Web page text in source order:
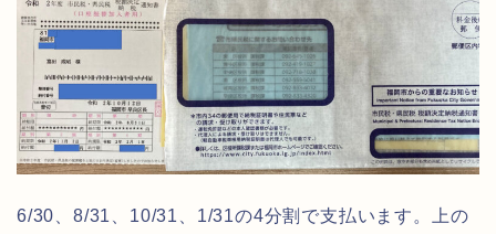
6/30、8/31、10/31、1/31の4分割で支払います。上の